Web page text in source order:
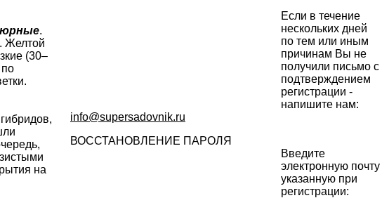
.
Желтой
(30–
на
Если в течение
нескольких дней
по тем или иным
причинам Вы не
получили письмо с
подтверждением
регистрации -
напишите нам:
info@supersadovnik.ru
ВОССТАНОВЛЕНИЕ ПАРОЛЯ
Введите
электронную почту
указанную при
регистрации: